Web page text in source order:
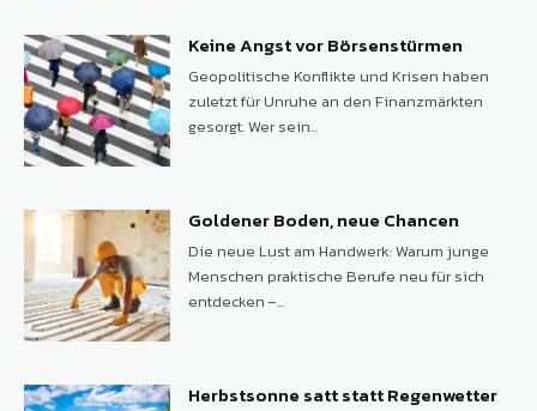
Keine Angst vor Börsenstürmen
Geopolitische Konflikte und Krisen haben
zuletzt für Unruhe an den Finanzmärkten
gesorgt. Wer sein...
Goldener Boden, neue Chancen
Die neue Lust am Handwerk: Warum junge
Menschen praktische Berufe neu für sich
entdecken –...
Herbstsonne satt statt Regenwetter